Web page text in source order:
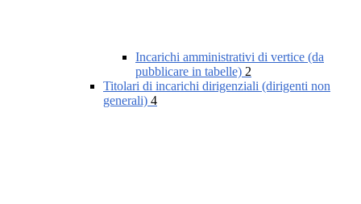
Incarichi amministrativi di vertice (da
pubblicare in tabelle) 2
Titolari di incarichi dirigenziali (dirigenti non
generali) 4